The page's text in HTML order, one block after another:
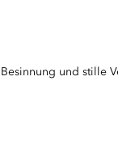
und stille